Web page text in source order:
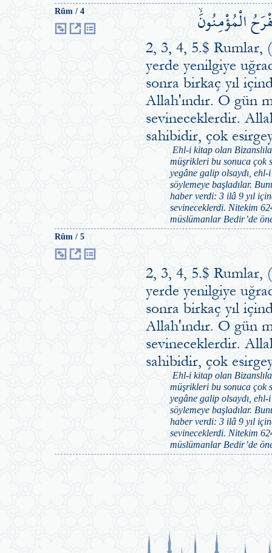
Rûm / 4 الْمُؤْمِنُونَۙ
2, 3, 4, 5.$ Rumlar,
yerde yenilgiye
sonra birkaç yıl
Allah'ındır. O gün
sevineceklerdir.
sahibidir, çok
Ehl-i kitap olan
müşrikleri bu sonuca çok
yegâne galip olsaydı,
söylemeye başladılar.
haber verdi: 3 ilâ 9 yıl
sevineceklerdi. Nitekim
müslümanlar Bedir’de
Rûm / 5
2, 3, 4, 5.$ Rumlar,
yerde yenilgiye
sonra birkaç yıl
Allah'ındır. O gün
sevineceklerdir.
sahibidir, çok
Ehl-i kitap olan
müşrikleri bu sonuca çok
yegâne galip olsaydı,
söylemeye başladılar.
haber verdi: 3 ilâ 9 yıl
sevineceklerdi. Nitekim
müslümanlar Bedir’de